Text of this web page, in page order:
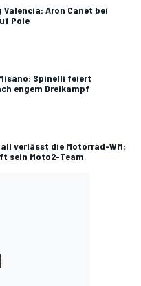
Aron Canet bei
Pole
Spinelli feiert
engem Dreikampf
verlässt die Motorrad-WM:
sein Moto2-Team